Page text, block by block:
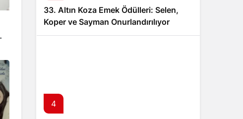
33. Altın Koza Emek Ödülleri: Selen,
Koper ve Sayman Onurlandırılıyor
4